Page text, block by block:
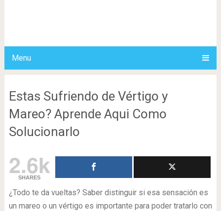
Menu
Estas Sufriendo de Vértigo y
Mareo? Aprende Aqui Como
Solucionarlo
2.6k
SHARES
¿Todo te da vueltas? Saber distinguir si esa sensación es
un mareo o un vértigo es importante para poder tratarlo con